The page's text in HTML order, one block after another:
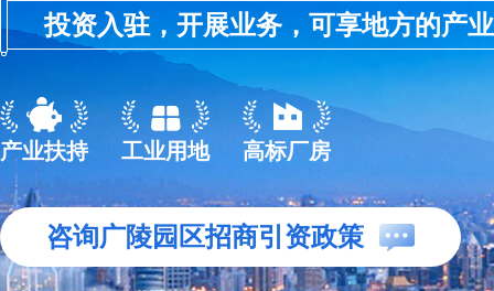
投资入驻，开展业务，可享地方的产
产业扶持 工业用地 高标厂房
咨询广陵园区招商引资政策